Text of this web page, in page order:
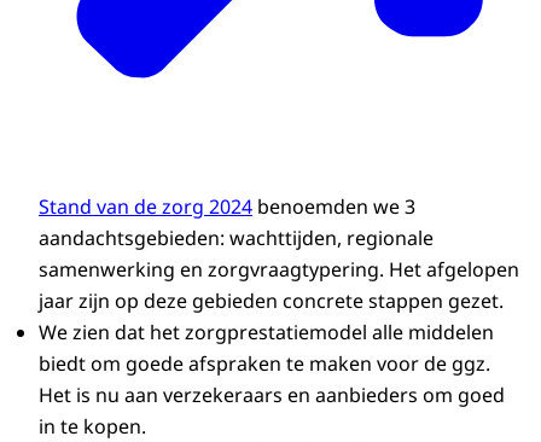
Stand van de zorg 2024 benoemden we 3
aandachtsgebieden: wachttijden, regionale
samenwerking en zorgvraagtypering. Het afgelopen
jaar zijn op deze gebieden concrete stappen gezet.
We zien dat het zorgprestatiemodel alle middelen
biedt om goede afspraken te maken voor de ggz.
Het is nu aan verzekeraars en aanbieders om goed
in te kopen.